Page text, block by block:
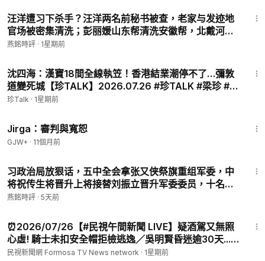
汪洋遭习下杀手？汪洋两名前秘书被查，老家与发迹地
官场被密集清洗；彭丽媛山东帮清洗安徽帮，北戴河会
议与21大前清洗行动指向汪洋……【#燕铭论政-413】
燕銘時評 · 1星期前
沈四海：漢寶18間全線執笠！香港結業潮停不了…彌敦
道變死城【珍TALK】2026.07.26 #珍TALK #梁珍 #漢
寶 #香港結業潮
珍Talk · 1星期前
Jirga：審判與寬恕
GJW+ · 11個月前
习政治局放狠话，五中全会拿张又侠祭旗重组军委，中
将祝传生将晋升上将接替刘振立晋升军委委员，十名高
级将领出席政治局集体学习，政治局第26次集体学习秘
政-414】
燕銘時評 · 5天前
⏰2026/07/26【#民視午間新聞 LIVE】疑酒駕又無照
心虛! 騎士未扣安全帽拒檢逃逸／吳明賢昏迷逾30天...
倪衍玄7/27起代理台大醫學院長／蔣萬安上台凱道轟動
民視新聞網 Formosa TV News network · 1星期前